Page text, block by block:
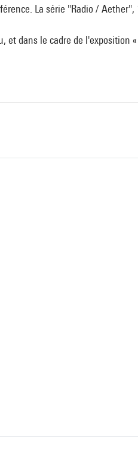
La série "Radio / Aether",
dans le cadre de l'exposition